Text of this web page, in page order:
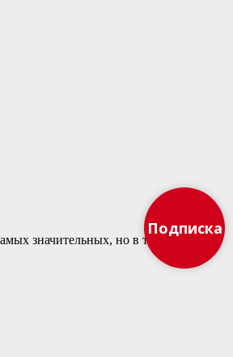
значительных, но в то же время
Подписка